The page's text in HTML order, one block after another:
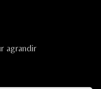
agrandir